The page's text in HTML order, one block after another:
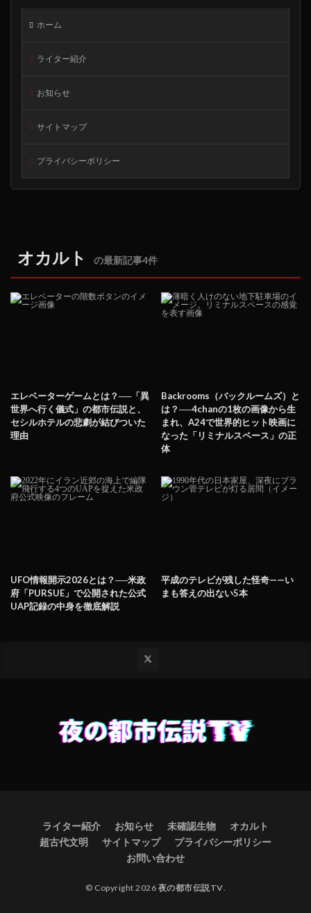
ホーム
ライター紹介
お知らせ
サイトマップ
プライバシーポリシー
オカルト の最新記事4件
エレベーターゲームとは？──「異
世界へ行く儀式」の都市伝説と、
セシルホテルの悲劇が結びついた
理由
Backrooms（バックルームズ）と
は？──4chanの1枚の画像から生
まれ、A24で世界的ヒット映画に
なった「リミナルスペース」の正
体
UFO情報開示2026とは？──米政
府「PURSUE」で公開された公式
UAP記録の中身を徹底解説
平成のテレビが残した怪奇——い
まも答えの出ない5本
ライター紹介 お知らせ 未確認生物
オカルト
超古代文明
サイトマップ
プライバシーポリシー
お問い合わせ
© Copyright 2026 夜の都市伝説TV